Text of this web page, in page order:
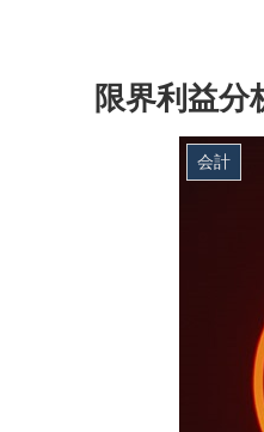
限界利益
会計